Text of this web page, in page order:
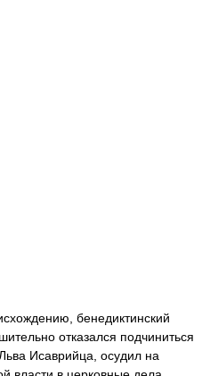
бенедиктинский
отказался подчиниться
Исаврийца, осудил на